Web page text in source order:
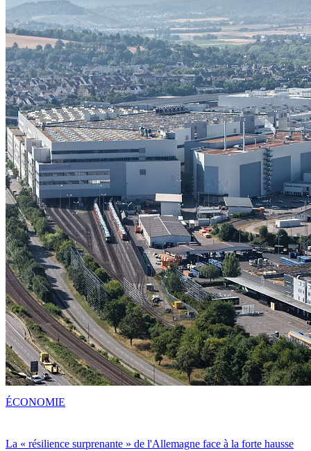
La « résilience surprenante » de l'Allemagne face à la forte hausse
ÉCONOMIE